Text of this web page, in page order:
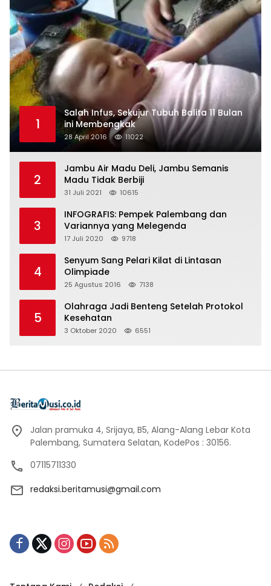
1
Salah Infus, Sekujur Tubuh Balita 11 Bulan
ini Membengkak
28 April 2016 11022
2
Jambu Air Madu Deli, Jambu Semanis
Madu Tidak Berbiji
31 Juli 2021 10615
3
INFOGRAFIS: Pempek Palembang dan
Variannya yang Melegenda
17 Juli 2020 9718
4
Senyum Sang Pelari Kilat di Lintasan
Olimpiade
25 Agustus 2016 7138
5
Olahraga Jadi Benteng Setelah Protokol
Kesehatan
3 Oktober 2020 6551
Jalan pramuka 4, Srijaya, B5, Alang-Alang Lebar Kota
Palembang, Sumatera Selatan, KodePos : 30156.
07115711330
redaksi.beritamusi@gmail.com